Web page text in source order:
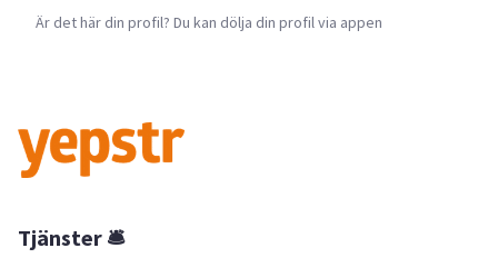
Är det här din profil? Du kan dölja din profil via appen
Tjänster 🛎